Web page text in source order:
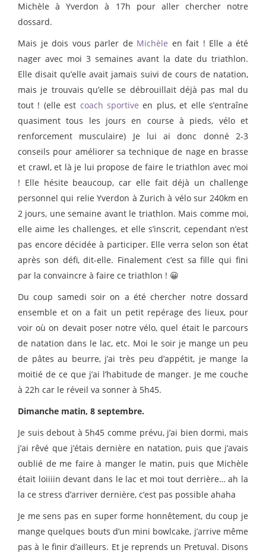
Michèle à Yverdon à 17h pour aller chercher notre
dossard.
Mais je dois vous parler de Michèle en fait ! Elle a été
nager avec moi 3 semaines avant la date du triathlon.
Elle disait qu’elle avait jamais suivi de cours de natation,
mais je trouvais qu’elle se débrouillait déjà pas mal du
tout ! (elle est coach sportive en plus, et elle s’entraîne
quasiment tous les jours en course à pieds, vélo et
renforcement musculaire) Je lui ai donc donné 2-3
conseils pour améliorer sa technique de nage en brasse
et crawl, et là je lui propose de faire le triathlon avec moi
! Elle hésite beaucoup, car elle fait déjà un challenge
personnel qui relie Yverdon à Zurich à vélo sur 240km en
2 jours, une semaine avant le triathlon. Mais comme moi,
elle aime les challenges, et elle s’inscrit, cependant n’est
pas encore décidée à participer. Elle verra selon son état
après son défi, dit-elle. Finalement c’est sa fille qui fini
par la convaincre à faire ce triathlon ! 😀
Du coup samedi soir on a été chercher notre dossard
ensemble et on a fait un petit repérage des lieux, pour
voir où on devait poser notre vélo, quel était le parcours
de natation dans le lac, etc. Moi le soir je mange un peu
de pâtes au beurre, j’ai très peu d’appétit, je mange la
moitié de ce que j’ai l’habitude de manger. Je me couche
à 22h car le réveil va sonner à 5h45.
Dimanche matin, 8 septembre.
Je suis debout à 5h45 comme prévu, j’ai bien dormi, mais
j’ai rêvé que j’étais dernière en natation, puis que j’avais
oublié de me faire à manger le matin, puis que Michèle
était loiiiin devant dans le lac et moi tout derrière… ah la
la ce stress d’arriver dernière, c’est pas possible ahaha
Je me sens pas en super forme honnêtement, du coup je
mange quelques bouts d’un mini bowlcake, j’arrive même
pas à le finir d’ailleurs. Et je reprends un Pretuval. Disons